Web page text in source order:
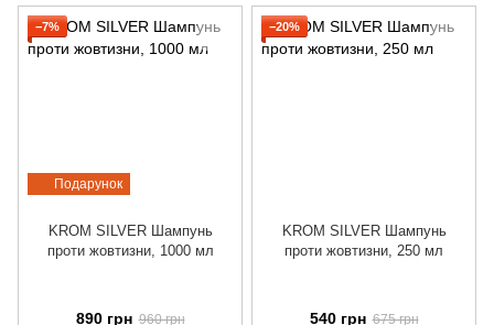
Подарунок
−7%
KROM SILVER Шампунь
проти жовтизни, 1000 мл
890 грн 960 грн
−20%
KROM SILVER Шампунь
проти жовтизни, 250 мл
540 грн 675 грн